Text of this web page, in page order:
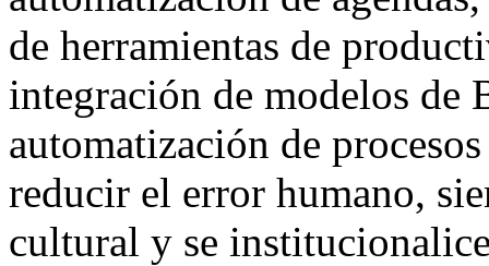
de herramientas de
integración de modelos de
automatización de
reducir el error humano,
cultural y se